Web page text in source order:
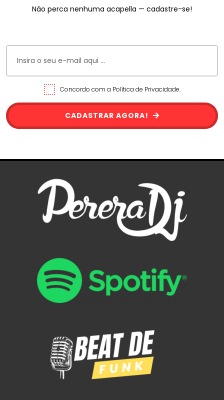
Não perca nenhuma acapella — cadastre-se!
Concordo com a Política de Privacidade.
CADASTRAR AGORA!